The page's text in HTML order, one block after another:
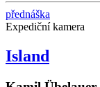
přednáška
Expediční kamera
Island